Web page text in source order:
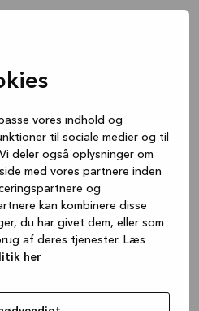
vores indhold og
til sociale medier og til
deler også oplysninger om
med vores partnere inden
og
kan kombinere disse
du har givet dem, eller som
af deres tjenester. Læs
her